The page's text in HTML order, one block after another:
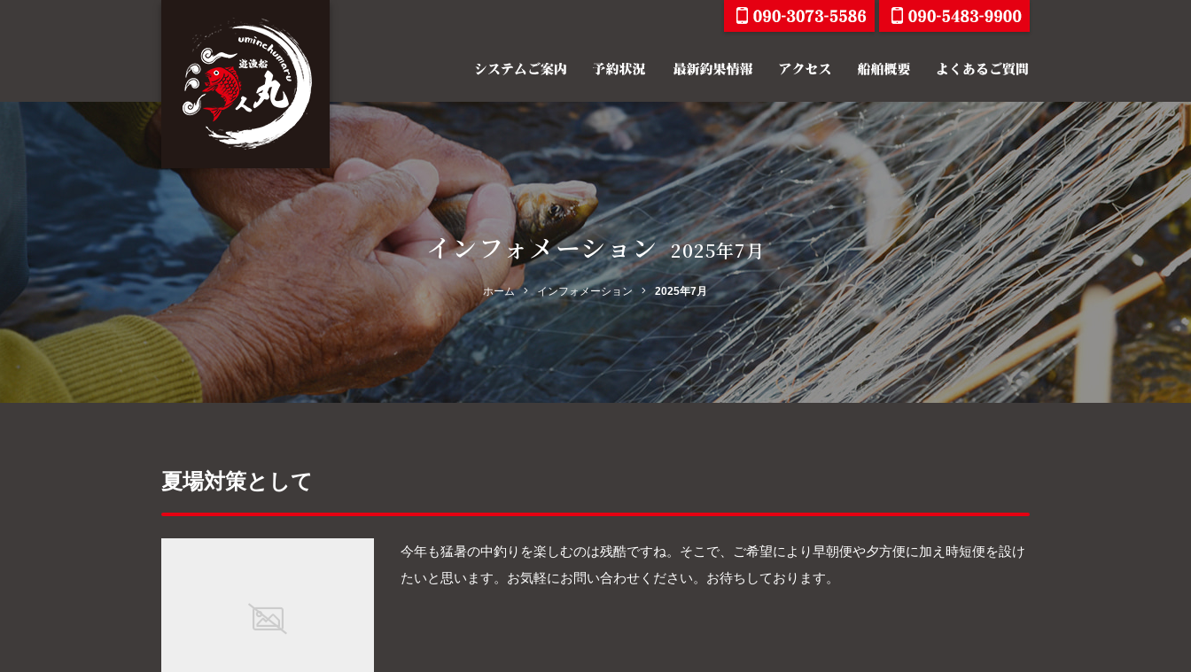
インフォメーション 2025年7月
ホーム インフォメーション 2025年7月
夏場対策として
今年も猛暑の中釣りを楽しむのは残酷ですね。そこで、ご希望により早朝便や夕方便に加え時短便を設け
たいと思います。お気軽にお問い合わせください。お待ちしております。